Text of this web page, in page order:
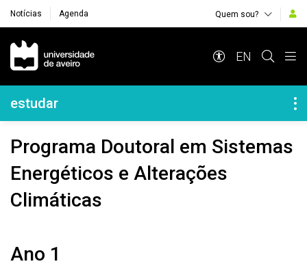
Notícias Agenda Quem sou?
Navegação Principal
EN
Navegação Lateral
estudar
Programa Doutoral em Sistemas
Energéticos e Alterações
Climáticas
Ano 1